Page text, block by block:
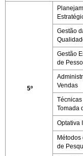
5º
Gestão
Gestão
de
Vendas
Tomada
Optativa I
Métodos
de